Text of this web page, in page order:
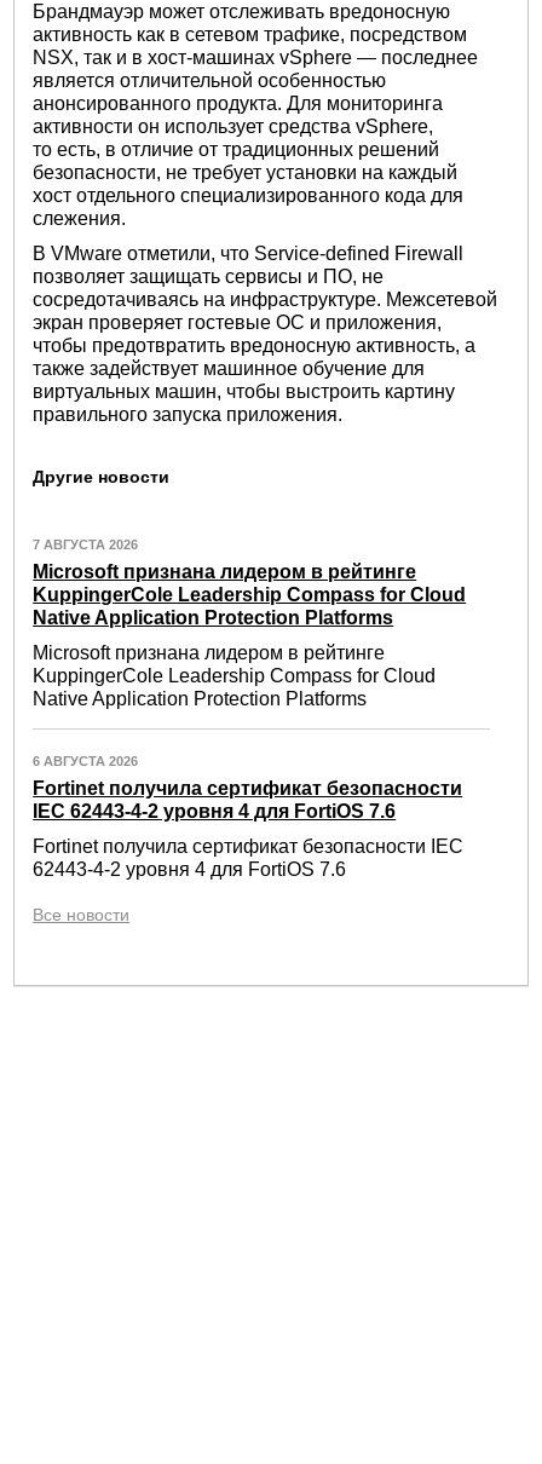
Брандмауэр может отслеживать вредоносную
активность как в сетевом трафике, посредством
NSX, так и в хост-машинах vSphere — последнее
является отличительной особенностью
анонсированного продукта. Для мониторинга
активности он использует средства vSphere,
то есть, в отличие от традиционных решений
безопасности, не требует установки на каждый
хост отдельного специализированного кода для
слежения.
В VMware отметили, что Service-defined Firewall
позволяет защищать сервисы и ПО, не
сосредотачиваясь на инфраструктуре. Межсетевой
экран проверяет гостевые ОС и приложения,
чтобы предотвратить вредоносную активность, а
также задействует машинное обучение для
виртуальных машин, чтобы выстроить картину
правильного запуска приложения.
Другие новости
7 АВГУСТА 2026
Microsoft признана лидером в рейтинге
KuppingerCole Leadership Compass for Cloud
Native Application Protection Platforms
Microsoft признана лидером в рейтинге
KuppingerCole Leadership Compass for Cloud
Native Application Protection Platforms
6 АВГУСТА 2026
Fortinet получила сертификат безопасности
IEC 62443-4-2 уровня 4 для FortiOS 7.6
Fortinet получила сертификат безопасности IEC
62443-4-2 уровня 4 для FortiOS 7.6
Все новости